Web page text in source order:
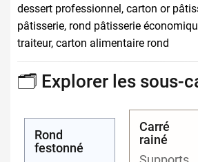
dessert professionnel, carton or
pâtisserie, rond pâtisserie
traiteur, carton alimentaire rond
🗂️ Explorer les sous-
Rond
festonné
Carré
rainé